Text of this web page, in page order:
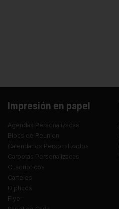
Impresión en papel
Agendas Personalizadas
Blocs de Reunión
Calendarios Personalizados
Carpetas Personalizadas
Cuadrípticos
Carteles
Dípticos
Flyer